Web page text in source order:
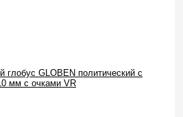
глобус GLOBEN политический с
мм с очками VR